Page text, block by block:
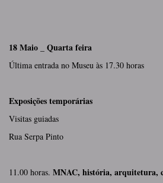
18 Maio _ Quarta feira
Última entrada no Museu às 17.30 horas
Exposições temporárias
Visitas guiadas
Rua Serpa Pinto
11.00 horas. MNAC, história, arquitetura,